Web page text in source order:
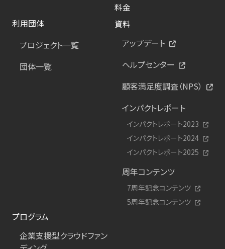
料金
利用団体
プロジェクト一覧
団体一覧
資料
アップデート
ヘルプセンター
顧客満足度調査（NPS）
インパクトレポート
インパクトレポート2023
インパクトレポート2024
インパクトレポート2025
周年コンテンツ
7周年記念コンテンツ
5周年記念コンテンツ
プログラム
企業支援型クラウドファン